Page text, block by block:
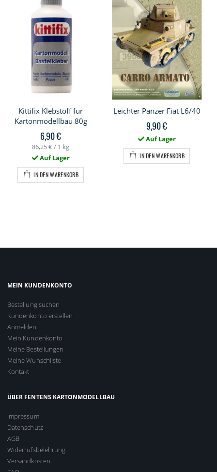
Kittifix Klebstoff für
Kartonmodellbau 80g
6,90 €
86,25 € / 1 kg
Auf Lager
IN DEN WARENKORB
Leichter Panzer Fiat L6/40
9,90 €
Auf Lager
IN DEN WARENKORB
MEIN KUNDENKONTO
Bestellung suchen
Kundenkonto erstellen
Anmelden
Mein Kundenkonto
Meine Bestellungen
Meine Wunschliste
Kontakt
ÜBER FENTENS KARTONMODELLBAU
Impressum
Datenschutz
AGB
Widerrufsbelehrung
Versandkosten